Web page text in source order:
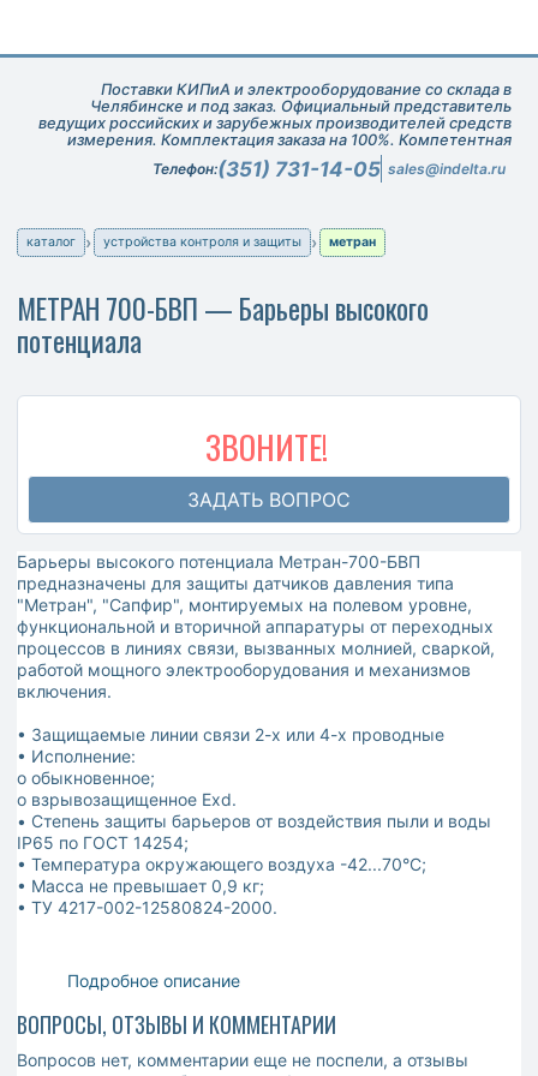
Поставки КИПиА и электрооборудование со склада в
Челябинске и под заказ. Официальный представитель
ведущих российских и зарубежных производителей средств
измерения. Комплектация заказа на 100%. Компетентная
техническая поддержка при подборе оборудования.
Телефон:(351) 731-14-05 sales@indelta.ru
каталог устройства контроля и защиты метран
МЕТРАН 700-БВП — Барьеры высокого
потенциала
ЗВОНИТЕ!
ЗАДАТЬ ВОПРОС
Барьеры высокого потенциала Метран-700-БВП
предназначены для защиты датчиков давления типа
"Метран", "Сапфир", монтируемых на полевом уровне,
функциональной и вторичной аппаратуры от переходных
процессов в линиях связи, вызванных молнией, сваркой,
работой мощного электрооборудования и механизмов
включения.
• Защищаемые линии связи 2-х или 4-х проводные
• Исполнение:
o обыкновенное;
o взрывозащищенное Exd.
• Степень защиты барьеров от воздействия пыли и воды
IP65 по ГОСТ 14254;
• Температура окружающего воздуха -42...70°С;
• Масса не превышает 0,9 кг;
• ТУ 4217-002-12580824-2000.
Подробное описание
ВОПРОСЫ, ОТЗЫВЫ И КОММЕНТАРИИ
Вопросов нет, комментарии еще не поспели, а отзывы